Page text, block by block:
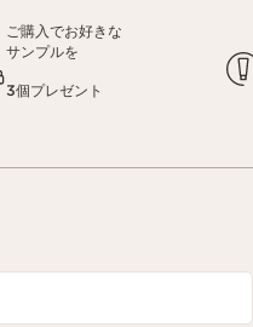
ご購入でお好きな
サンプルを
3個プレゼント